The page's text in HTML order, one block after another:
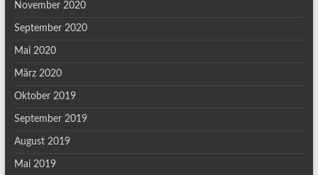
November 2020
September 2020
Mai 2020
März 2020
Oktober 2019
September 2019
August 2019
Mai 2019